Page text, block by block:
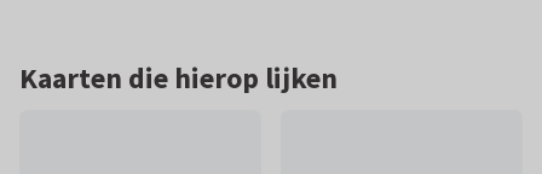
Kaarten die hierop lijken